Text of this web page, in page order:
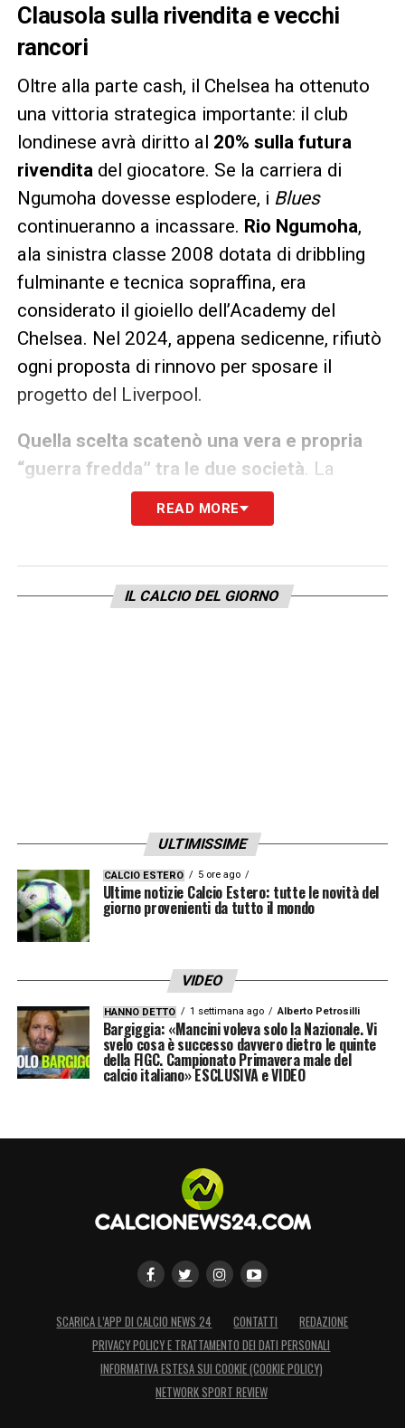
Clausola sulla rivendita e vecchi
rancori
Oltre alla parte cash, il Chelsea ha ottenuto
una vittoria strategica importante: il club
londinese avrà diritto al 20% sulla futura
rivendita del giocatore. Se la carriera di
Ngumoha dovesse esplodere, i Blues
continueranno a incassare. Rio Ngumoha,
ala sinistra classe 2008 dotata di dribbling
fulminante e tecnica sopraffina, era
considerato il gioiello dell’Academy del
Chelsea. Nel 2024, appena sedicenne, rifiutò
ogni proposta di rinnovo per sposare il
progetto del Liverpool.
Quella scelta scatenò una vera e propria
“guerra fredda” tra le due società. La
tensione salì a livelli tali che la dirigenza di
Stamford Bridge arrivò a vietare l’accesso al
rompendo un tacito patto di non
belligeranza tra i top club. Oggi, con questa
READ MORE
IL CALCIO DEL GIORNO
ULTIMISSIME
CALCIO ESTERO 5 ore ago
Ultime notizie Calcio Estero: tutte le novità del
giorno provenienti da tutto il mondo
VIDEO
HANNO DETTO 1 settimana ago Alberto Petrosilli
Bargiggia: «Mancini voleva solo la Nazionale. Vi
svelo cosa è successo davvero dietro le quinte
della FIGC. Campionato Primavera male del
calcio italiano» ESCLUSIVA e VIDEO
SCARICA L’APP DI CALCIO NEWS 24 CONTATTI
REDAZIONE
PRIVACY POLICY E TRATTAMENTO DEI DATI PERSONALI
INFORMATIVA ESTESA SUI COOKIE (COOKIE POLICY)
NETWORK SPORT REVIEW